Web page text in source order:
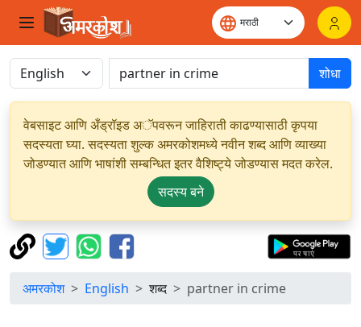
शोधा
वेबसाइट आणि अँड्रॉइड अॅपवरून जाहिराती काढण्यासाठी कृपया
सदस्यता घ्या. सदस्यता शुल्क अमरकोशमध्ये नवीन शब्द आणि व्याख्या
जोडण्यात आणि भाषांशी सम्बन्धित इतर वैशिष्ट्ये जोडण्यास मदत करेल.
सदस्य बने
अमरकोश English शब्द partner in crime